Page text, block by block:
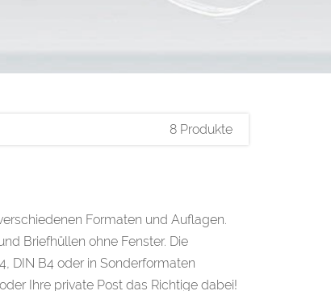
8 Produkte
Formaten und Auflagen.
Briefhüllen ohne Fenster. Die
DIN B4 oder in Sonderformaten
Ihre private Post das Richtige dabei!